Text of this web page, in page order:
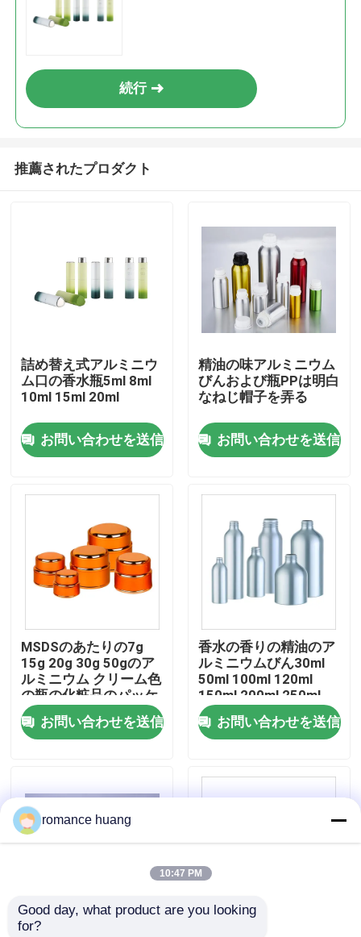
企業情報
品質管理
お問い合わせ
化粧品の空気のないびん
化粧品のローションのびん
化粧品のクリーム色の瓶
続行
推薦されたプロダクト
詰め替え式アルミニウ
ム口の香水瓶5ml 8ml
10ml 15ml 20ml
お問い合わせを送信
精油の味アルミニウム
びんおよび瓶PPは明白
なねじ帽子を弄る
お問い合わせを送信
MSDSのあたりの7g
15g 20g 30g 50gのア
ルミニウム クリーム色
の瓶の化粧品のパッケ
ージ
お問い合わせを送信
香水の香りの精油のア
ルミニウムびん30ml
50ml 100ml 120ml
150ml 200ml 250ml
300ml 500ml
お問い合わせを送信
化粧品は詰め替え式ア
romance huang
10:47 PM
Good day, what product are you looking
for?